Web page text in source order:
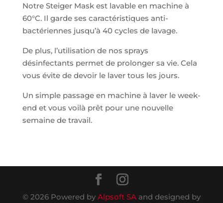
Notre Steiger Mask est lavable en machine à
60°C. Il garde ses caractéristiques anti-
bactériennes jusqu’à 40 cycles de lavage.
De plus, l’utilisation de nos sprays
désinfectants permet de prolonger sa vie. Cela
vous évite de devoir le laver tous les jours.
Un simple passage en machine à laver le week-
end et vous voilà prêt pour une nouvelle
semaine de travail.
© 2026 Powered by Alpsoft SAand designed by